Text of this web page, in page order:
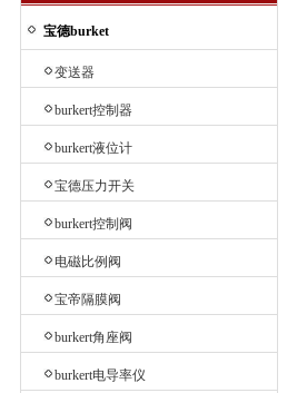
宝德burket
变送器
burkert控制器
burkert液位计
宝德压力开关
burkert控制阀
电磁比例阀
宝帝隔膜阀
burkert角座阀
burkert电导率仪